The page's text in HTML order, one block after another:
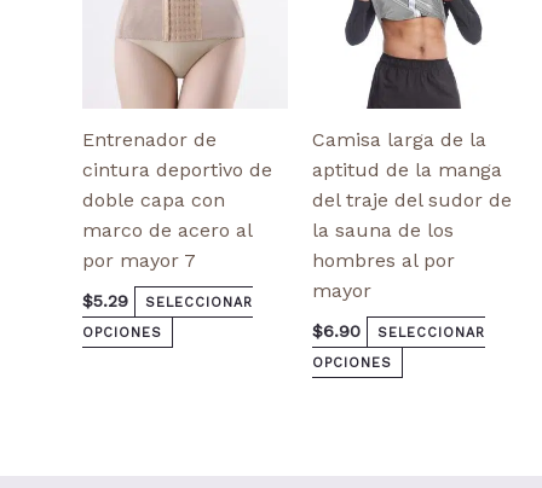
Entrenador de
cintura deportivo de
doble capa con
marco de acero al
por mayor 7
$5.29
SELECCIONAR
OPCIONES
en
la
página
de
producto
Camisa larga de la
aptitud de la manga
del traje del sudor de
la sauna de los
hombres al por
mayor
$6.90
SELECCIONAR
OPCIONES
en
la
página
de
producto